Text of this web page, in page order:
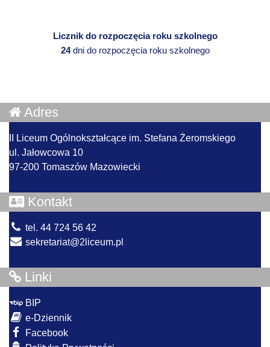
Licznik do rozpoczęcia roku szkolnego
24dni do rozpoczęcia roku szkolnego
Adres
II Liceum Ogólnokształcące im. Stefana Żeromskiego
ul. Jałowcowa 10
97-200 Tomaszów Mazowiecki
Kontakt
tel. 44 724 56 42
sekretariat@2liceum.pl
Linki
BIP
e-Dziennik
Facebook